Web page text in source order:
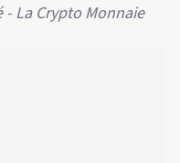
La Crypto Monnaie